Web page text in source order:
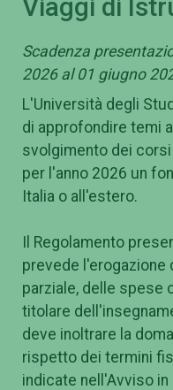
Viaggi di
Scadenza
2026 al 01 giugno
L'Università degli
di approfondire temi
svolgimento dei
per l'anno 2026 un
Italia o all'estero.
Il Regolamento
prevede l'erogazione
parziale, delle spese
titolare
deve inoltrare la
rispetto dei termini
indicate nell'Avviso